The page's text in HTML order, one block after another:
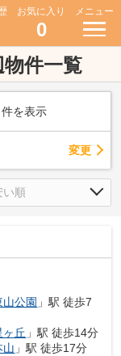
お気に入り
0
メニュー
件一覧
件を表示
変更
山公園 」駅 徒歩7
ヶ丘 」駅 徒歩14分
山 」駅 徒歩17分